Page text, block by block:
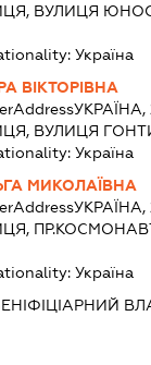
ВУЛИЦЯ
Україна
ВІКТОРІВНА
ВУЛИЦЯ
Україна
МИКОЛАЇВНА
Україна